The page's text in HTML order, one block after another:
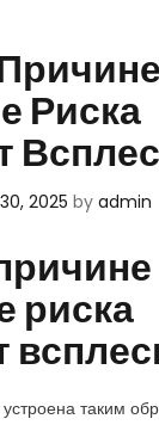
Риска
2025 by admin
риска
таким